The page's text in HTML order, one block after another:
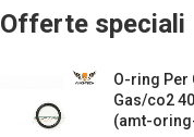
Offerte speciali
O-ring Per
Gas/co2
(amt-